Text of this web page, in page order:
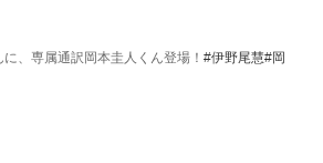
、専属通訳岡本圭人くん登場！ #伊野尾慧#岡